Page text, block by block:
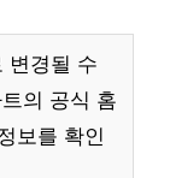
변경될 수
의 공식 홈
보를 확인